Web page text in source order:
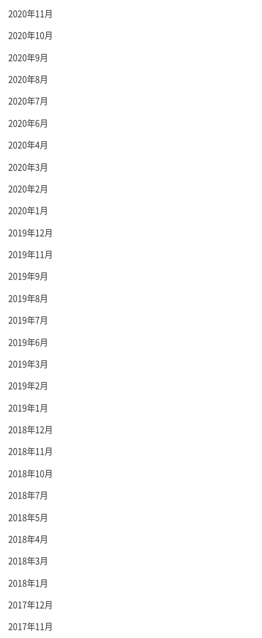
2020年11月
2020年10月
2020年9月
2020年8月
2020年7月
2020年6月
2020年4月
2020年3月
2020年2月
2020年1月
2019年12月
2019年11月
2019年9月
2019年8月
2019年7月
2019年6月
2019年3月
2019年2月
2019年1月
2018年12月
2018年11月
2018年10月
2018年7月
2018年5月
2018年4月
2018年3月
2018年1月
2017年12月
2017年11月